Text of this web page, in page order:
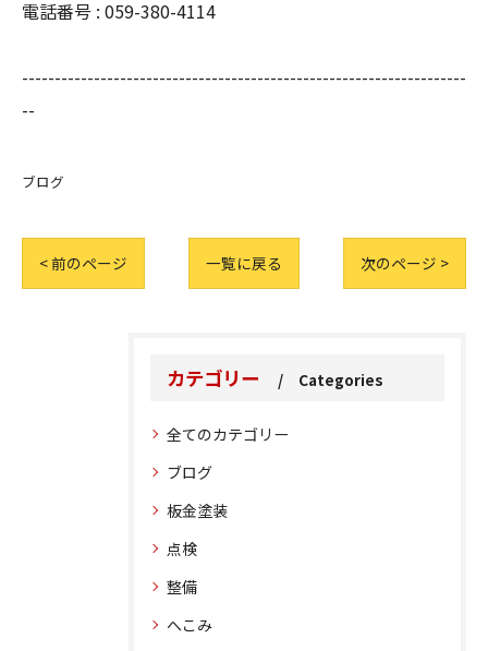
電話番号 : 059-380-4114
--------------------------------------------------------------------
--
ブログ
< 前のページ 一覧に戻る 次のページ >
カテゴリー Categories
全てのカテゴリー
ブログ
板金塗装
点検
整備
へこみ